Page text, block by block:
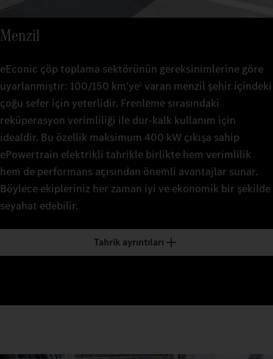
Menzil
eEconic çöp toplama sektörünün gereksinimlerine göre
uyarlanmıştır: 100/150 km'ye1 varan menzil şehir içindeki
çoğu sefer için yeterlidir. Frenleme sırasındaki
reküperasyon verimliliği ile dur-kalk kullanım için
idealdir. Bu özellik maksimum 400 kW çıkışa sahip
ePowertrain elektrikli tahrikle birlikte hem verimlilik
hem de performans açısından önemli avantajlar sunar.
Böylece ekipleriniz her zaman iyi ve ekonomik bir şekilde
seyahat edebilir.
Tahrik ayrıntıları